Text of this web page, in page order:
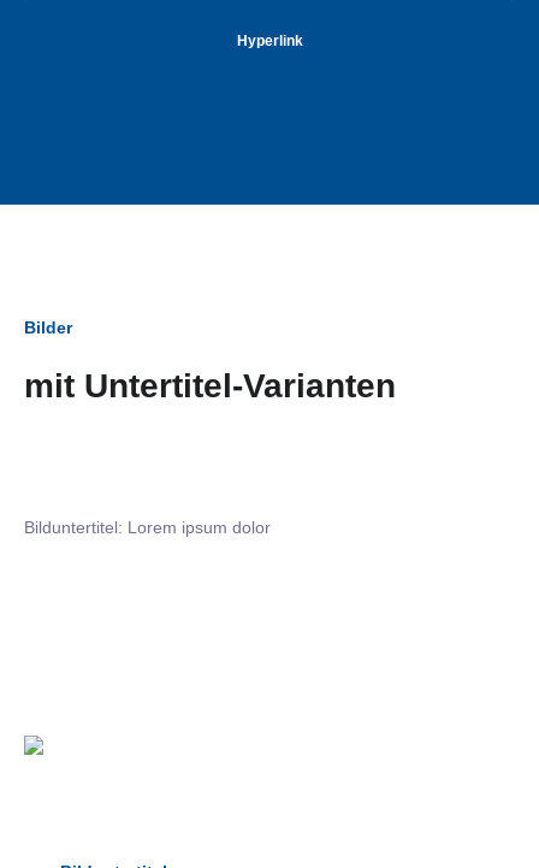
Hyperlink
Bilder
mit Untertitel-Varianten
Bilduntertitel: Lorem ipsum dolor